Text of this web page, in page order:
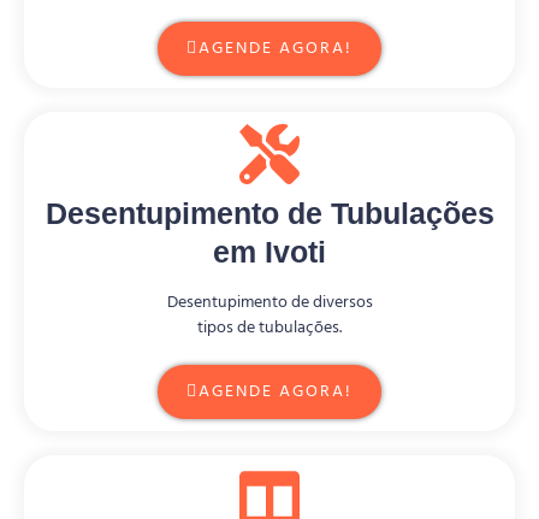
AGENDE AGORA!
Desentupimento de Tubulações
em Ivoti
Desentupimento de diversos
tipos de tubulações.
AGENDE AGORA!